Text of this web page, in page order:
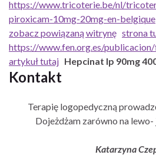
https://www.tricoterie.be/nl/
piroxicam-10mg-20mg-en-belgique
zobacz powiązaną witrynę strona
https://www.fen.org.es/
artykuł tutaj Hepcinat lp 90mg
Kontakt
Terapię logopedyczną
Dojeżdżam zarówno na
Katarzyna